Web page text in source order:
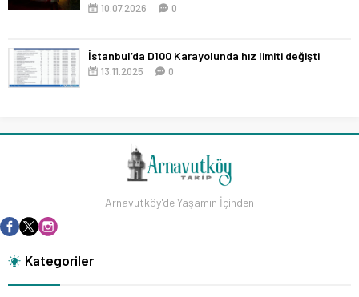
10.07.2026 0
İstanbul’da D100 Karayolunda hız limiti değişti
13.11.2025 0
Arnavutköy'de Yaşamın İçinden
Kategoriler